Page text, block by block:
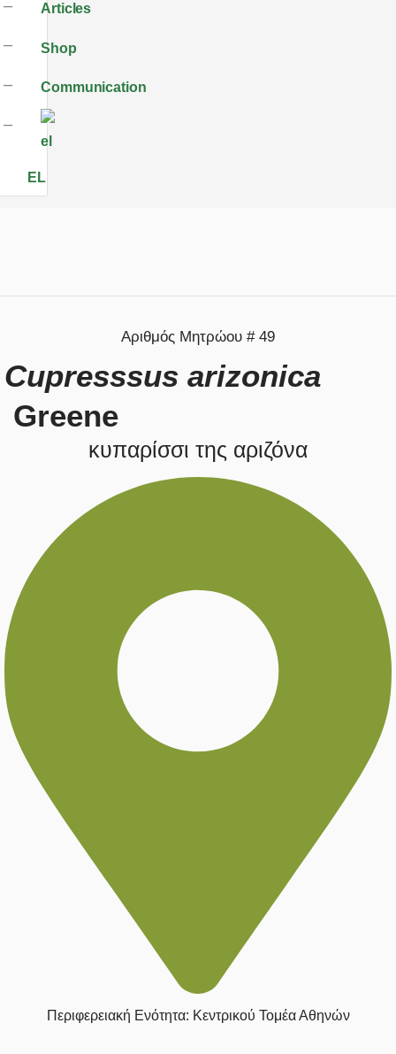
Articles
Shop
Communication
EL
Αριθμός Μητρώου # 49
Cupresssus arizonica
Greene
κυπαρίσσι της αριζόνα
Περιφερειακή Ενότητα: Κεντρικού Τομέα Αθηνών